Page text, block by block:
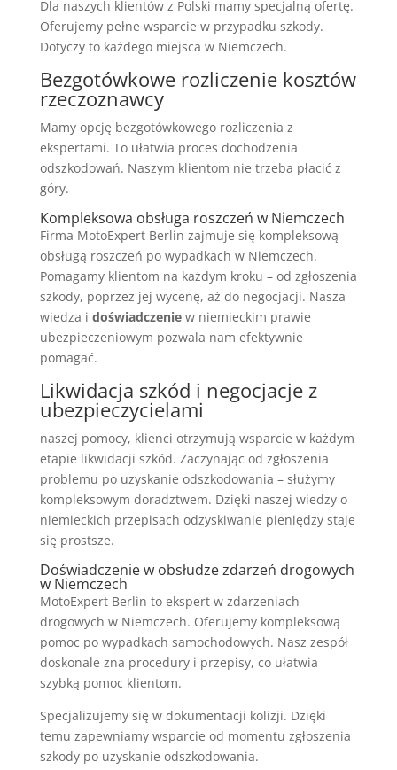
Dla naszych klientów z Polski mamy specjalną ofertę.
Oferujemy pełne wsparcie w przypadku szkody.
Dotyczy to każdego miejsca w Niemczech.
Bezgotówkowe rozliczenie kosztów
rzeczoznawcy
Mamy opcję bezgotówkowego rozliczenia z
ekspertami. To ułatwia proces dochodzenia
odszkodowań. Naszym klientom nie trzeba płacić z
góry.
Kompleksowa obsługa roszczeń w Niemczech
Firma MotoExpert Berlin zajmuje się kompleksową
obsługą roszczeń po wypadkach w Niemczech.
Pomagamy klientom na każdym kroku – od zgłoszenia
szkody, poprzez jej wycenę, aż do negocjacji. Nasza
wiedza i doświadczeniew niemieckim prawie
ubezpieczeniowym pozwala nam efektywnie
pomagać.
Likwidacja szkód i negocjacje z
ubezpieczycielami
naszej pomocy, klienci otrzymują wsparcie w każdym
etapie likwidacji szkód. Zaczynając od zgłoszenia
problemu po uzyskanie odszkodowania – służymy
kompleksowym doradztwem. Dzięki naszej wiedzy o
niemieckich przepisach odzyskiwanie pieniędzy staje
się prostsze.
Doświadczenie w obsłudze zdarzeń drogowych
w Niemczech
MotoExpert Berlin to ekspert w zdarzeniach
drogowych w Niemczech. Oferujemy kompleksową
pomoc po wypadkach samochodowych. Nasz zespół
doskonale zna procedury i przepisy, co ułatwia
szybką pomoc klientom.
Specjalizujemy się w dokumentacji kolizji. Dzięki
temu zapewniamy wsparcie od momentu zgłoszenia
szkody po uzyskanie odszkodowania.